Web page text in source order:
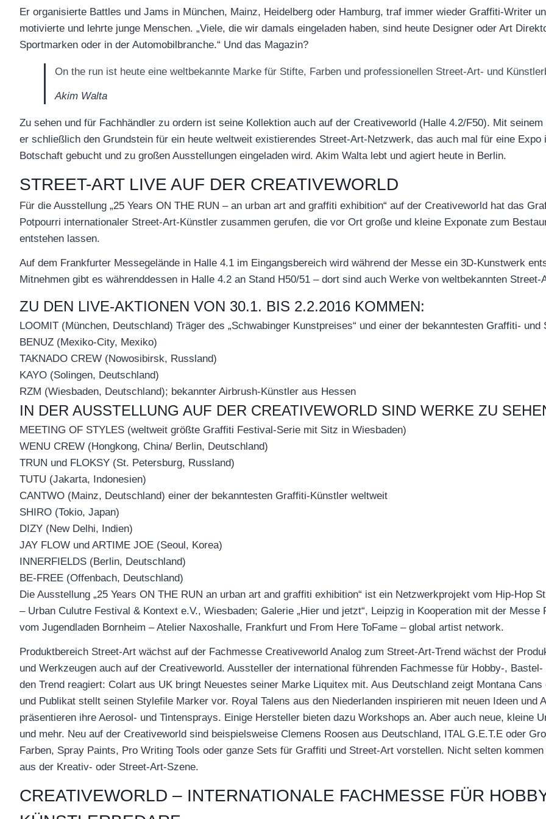
Er organisierte Battles und Jams in München, Mainz, Heidelberg oder Hamburg, traf immer wieder Graffiti-Writer
motivierte und lehrte junge Menschen. „Viele, die wir damals eingeladen haben, sind heute Designer oder Art
Sportmarken oder in der Automobilbranche.“ Und das Magazin?
On the run ist heute eine weltbekannte Marke für Stifte, Farben und professionellen Street-Art- und
Akim Walta
Zu sehen und für Fachhändler zu ordern ist seine Kollektion auch auf der Creativeworld (Halle 4.2/F50). Mit
er schließlich den Grundstein für ein heute weltweit existierendes Street-Art-Netzwerk, das auch mal für eine Expo
Botschaft gebucht und zu großen Ausstellungen eingeladen wird. Akim Walta lebt und agiert heute in Berlin.
STREET-ART LIVE AUF DER CREATIVEWORLD
Für die Ausstellung „25 Years ON THE RUN – an urban art and graffiti exhibition“ auf der Creativeworld hat das
Potpourri internationaler Street-Art-Künstler zusammen gerufen, die vor Ort große und kleine Exponate zum
entstehen lassen.
Auf dem Frankfurter Messegelände in Halle 4.1 im Eingangsbereich wird während der Messe ein 3D-Kunstwerk
Mitnehmen gibt es währenddessen in Halle 4.2 an Stand H50/51 – dort sind auch Werke von weltbekannten
ZU DEN LIVE-AKTIONEN VON 30.1. BIS 2.2.2016 KOMMEN:
LOOMIT (München, Deutschland) Träger des „Schwabinger Kunstpreises“ und einer der bekanntesten Graffiti-
BENUZ (Mexiko-City, Mexiko)
TAKNADO CREW (Nowosibirsk, Russland)
KAYO (Solingen, Deutschland)
RZM (Wiesbaden, Deutschland); bekannter Airbrush-Künstler aus Hessen
IN DER AUSSTELLUNG AUF DER CREATIVEWORLD SIND WERKE ZU
MEETING OF STYLES (weltweit größte Graffiti Festival-Serie mit Sitz in Wiesbaden)
WENU CREW (Hongkong, China/ Berlin, Deutschland)
TRUN und FLOKSY (St. Petersburg, Russland)
TUTU (Jakarta, Indonesien)
CANTWO (Mainz, Deutschland) einer der bekanntesten Graffiti-Künstler weltweit
SHIRO (Tokio, Japan)
DIZY (New Delhi, Indien)
JAY FLOW und ARTIME JOE (Seoul, Korea)
INNERFIELDS (Berlin, Deutschland)
BE-FREE (Offenbach, Deutschland)
Die Ausstellung „25 Years ON THE RUN an urban art and graffiti exhibition“ ist ein Netzwerkprojekt vom Hip-Hop
– Urban Culutre Festival & Kontext e.V., Wiesbaden; Galerie „Hier und jetzt“, Leipzig in Kooperation mit der
vom Jugendladen Bornheim – Atelier Naxoshalle, Frankfurt und From Here ToFame – global artist network.
Produktbereich Street-Art wächst auf der Fachmesse Creativeworld Analog zum Street-Art-Trend wächst der
und Werkzeugen auch auf der Creativeworld. Aussteller der international führenden Fachmesse für Hobby-,
den Trend reagiert: Colart aus UK bringt Neuestes seiner Marke Liquitex mit. Aus Deutschland zeigt Montana
und Publikat stellt seinen Stylefile Marker vor. Royal Talens aus den Niederlanden inspirieren mit neuen Ideen und
präsentieren ihre Aerosol- und Tintensprays. Einige Hersteller bieten dazu Workshops an. Aber auch neue, kleine
und mehr. Neu auf der Creativeworld sind beispielsweise Clemens Roosen aus Deutschland, ITAL G.E.T.E oder
Farben, Spray Paints, Pro Writing Tools oder ganze Sets für Graffiti und Street-Art vorstellen. Nicht selten
aus der Kreativ- oder Street-Art-Szene.
CREATIVEWORLD – INTERNATIONALE FACHMESSE FÜR